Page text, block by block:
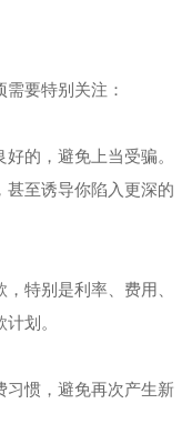
要特别关注：
的，避免上当受骗。
甚至诱导你陷入更深的
特别是利率、费用、
划。
习惯，避免再次产生新